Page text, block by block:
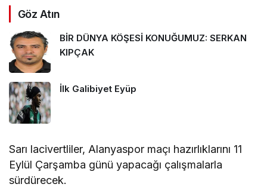
Göz Atın
BİR DÜNYA KÖŞESİ KONUĞUMUZ: SERKAN
KIPÇAK
İlk Galibiyet Eyüp
Sarı lacivertliler, Alanyaspor maçı hazırlıklarını 11
Eylül Çarşamba günü yapacağı çalışmalarla
sürdürecek.